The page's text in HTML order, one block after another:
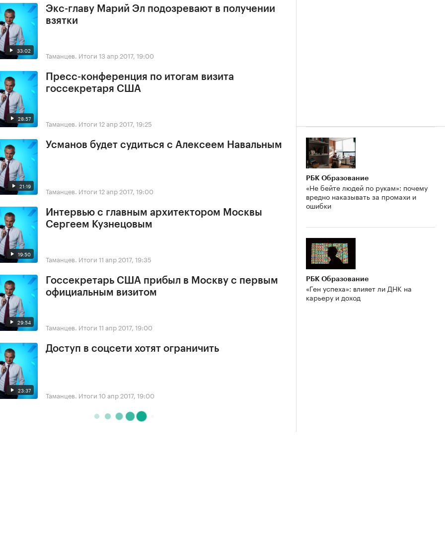
33:02
Экс-главу Марий Эл подозревают в получении
взятки
Таманцев. Итоги 13 апр 2017, 19:00
28:57
Пресс-конференция по итогам визита
госсекретаря США
Таманцев. Итоги 12 апр 2017, 19:25
21:19
Усманов будет судиться с Алексеем Навальным
Таманцев. Итоги 12 апр 2017, 19:00
19:50
Интервью с главным архитектором Москвы
Сергеем Кузнецовым
Таманцев. Итоги 11 апр 2017, 19:35
29:54
Госсекретарь США прибыл в Москву с первым
официальным визитом
Таманцев. Итоги 11 апр 2017, 19:00
23:37
Доступ в соцсети хотят ограничить
Таманцев. Итоги 10 апр 2017, 19:00
РБК Образование
«Не бейте людей по рукам»: почему
вредно наказывать за промахи и
ошибки
РБК Образование
«Ген успеха»: влияет ли ДНК на
карьеру и доход